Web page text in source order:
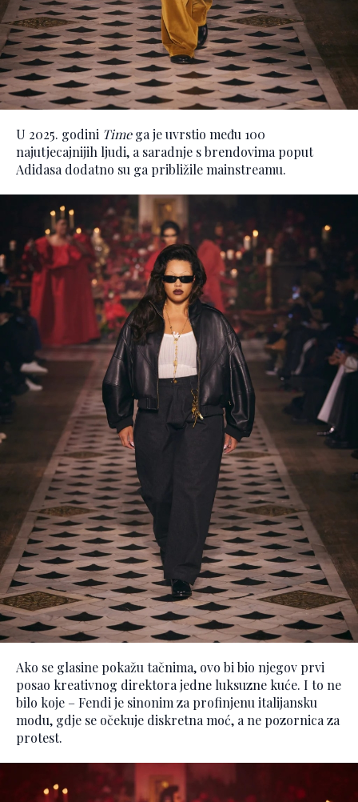
U 2025. godini Timega je uvrstio među 100
najutjecajnijih ljudi, a saradnje s brendovima poput
Adidasa dodatno su ga približile mainstreamu.
Ako se glasine pokažu tačnima, ovo bi bio njegov prvi
posao kreativnog direktora jedne luksuzne kuće. I to ne
bilo koje – Fendi je sinonim za profinjenu italijansku
modu, gdje se očekuje diskretna moć, a ne pozornica za
protest.